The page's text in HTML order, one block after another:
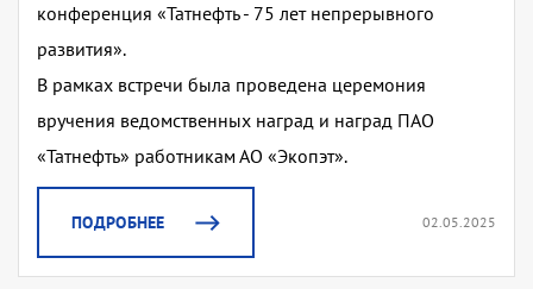
конференция «Татнефть - 75 лет непрерывного
развития».
В рамках встречи была проведена церемония
вручения ведомственных наград и наград ПАО
«Татнефть» работникам АО «Экопэт».
ПОДРОБНЕЕ 02.05.2025